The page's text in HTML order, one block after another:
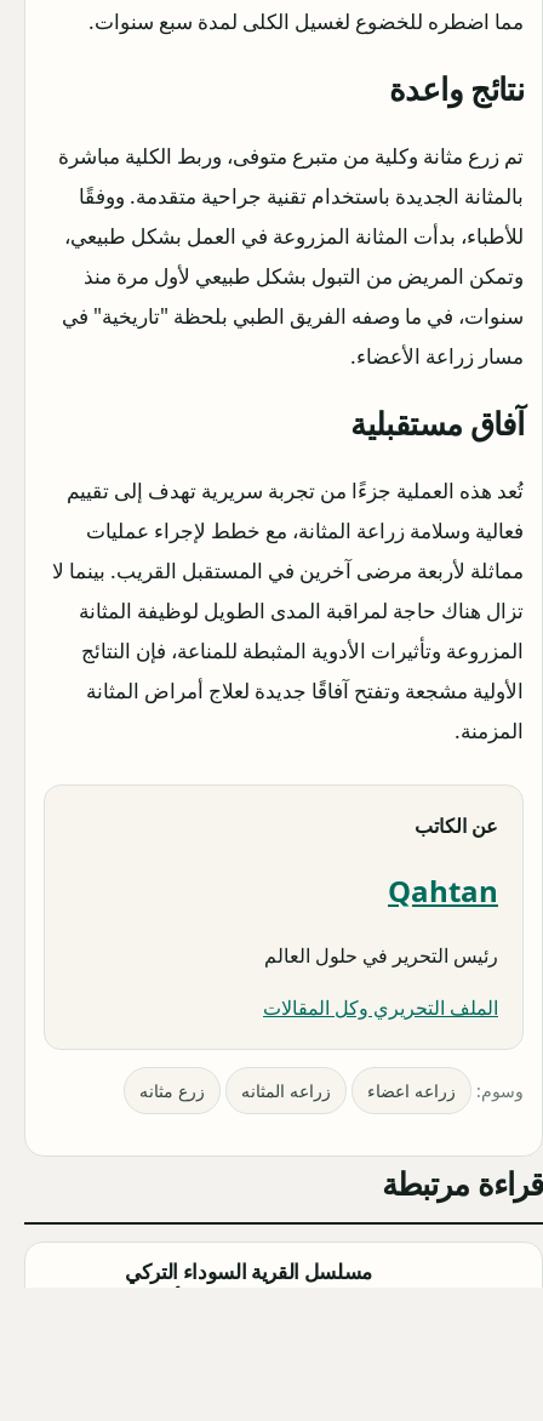
مما اضطره للخضوع لغسيل الكلى لمدة سبع سنوات.
نتائج واعدة
تم زرع مثانة وكلية من متبرع متوفى، وربط الكلية مباشرة
بالمثانة الجديدة باستخدام تقنية جراحية متقدمة. ووفقًا
للأطباء، بدأت المثانة المزروعة في العمل بشكل طبيعي،
وتمكن المريض من التبول بشكل طبيعي لأول مرة منذ
سنوات، في ما وصفه الفريق الطبي بلحظة "تاريخية" في
مسار زراعة الأعضاء.
آفاق مستقبلية
تُعد هذه العملية جزءًا من تجربة سريرية تهدف إلى تقييم
فعالية وسلامة زراعة المثانة، مع خطط لإجراء عمليات
مماثلة لأربعة مرضى آخرين في المستقبل القريب. بينما لا
تزال هناك حاجة لمراقبة المدى الطويل لوظيفة المثانة
المزروعة وتأثيرات الأدوية المثبطة للمناعة، فإن النتائج
الأولية مشجعة وتفتح آفاقًا جديدة لعلاج أمراض المثانة
المزمنة.
عن الكاتب
Qahtan
رئيس التحرير في حلول العالم
الملف التحريري وكل المقالات
وسوم: زراعه اعضاء زراعه المثانه زرع مثانه
قراءة مرتبطة
مسلسل القرية السوداء التركي